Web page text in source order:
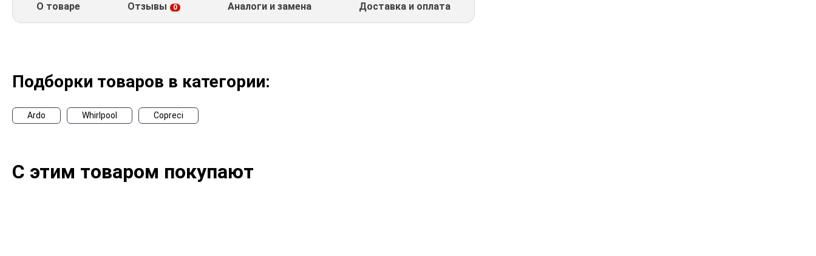
О товаре Отзывы 0 Аналоги и замена Доставка и оплата
Подборки товаров в категории:
Ardo Whirlpool Copreci
С этим товаром покупают